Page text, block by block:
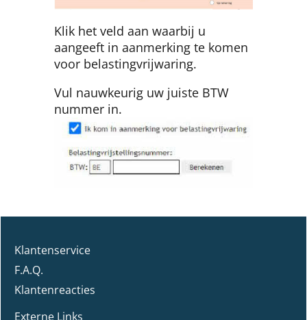
Klik het veld aan waarbij u
aangeeft in aanmerking te komen
voor belastingvrijwaring.
Vul nauwkeurig uw juiste BTW
nummer in.
Klantenservice
F.A.Q.
Klantenreacties
Externe Links